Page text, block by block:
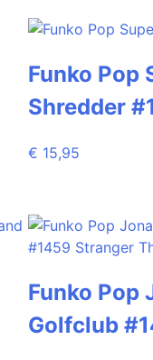
Funko Pop
Shredder
€ 15,95
Funko Pop
Golfclub